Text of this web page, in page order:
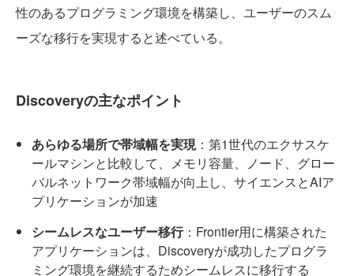
性のあるプログラミング環境を構築し、ユーザーのスム
ーズな移行を実現すると述べている。
Discoveryの主なポイント
あらゆる場所で帯域幅を実現：第1世代のエクサスケ
ールマシンと比較して、メモリ容量、ノード、グロー
バルネットワーク帯域幅が向上し、サイエンスとAIア
プリケーションが加速
シームレスなユーザー移行：Frontier用に構築された
アプリケーションは、Discoveryが成功したプログラ
ミング環境を継続するためシームレスに移行する